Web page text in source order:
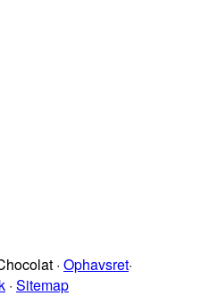
· Ophavsret·
· Sitemap